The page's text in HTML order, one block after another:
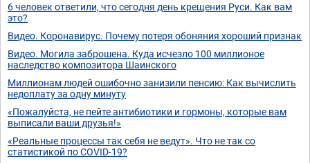
6 человек ответили, что сегодня день крещения Руси. Как вам
это?
Видео. Коронавирус. Почему потеря обоняния хороший признак
Видео. Могила заброшена. Куда исчезло 100 миллионое
наследство композитора Шаинского
Миллионам людей ошибочно занизили пенсию: Как вычислить
недоплату за одну минуту
«Пожалуйста, не пейте антибиотики и гормоны, которые вам
выписали ваши друзья!»
«Реальные процессы так себя не ведут». Что не так со
статистикой по COVID-19?